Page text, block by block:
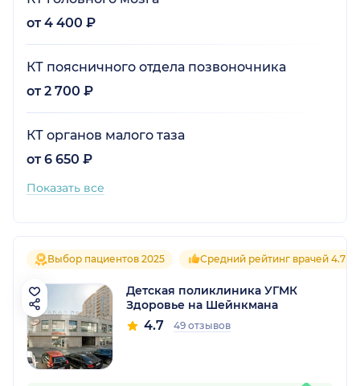
от 4 400 ₽
КТ поясничного отдела позвоночника
от 2 700 ₽
КТ органов малого таза
от 6 650 ₽
Показать все
Выбор пациентов 2025 Средний рейтинг врачей 4.7
Детская поликлиника УГМК
Здоровье на Шейнкмана
4.7 49 отзывов